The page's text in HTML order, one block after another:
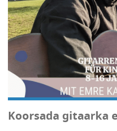
Koorsada gitaarka